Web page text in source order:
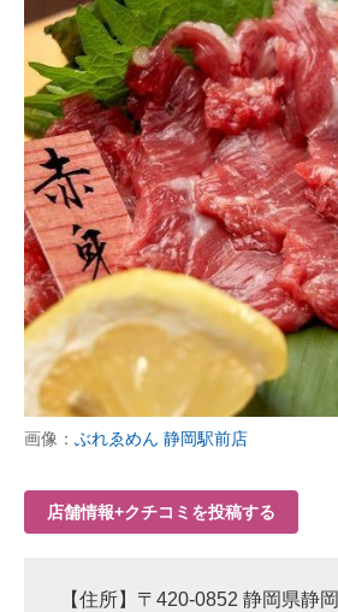
画像： ぶれゑめん 静岡駅前店
店舗情報+クチコミを投稿する
【住所】〒420-0852 静岡県静